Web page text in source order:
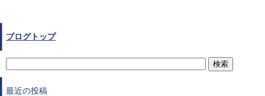
ブログトップ
最近の投稿